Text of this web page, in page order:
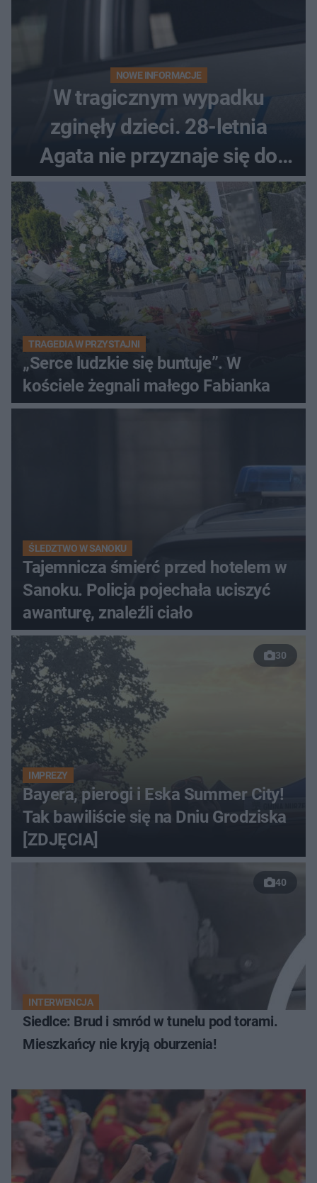
NOWE INFORMACJE
W tragicznym wypadku
zginęły dzieci. 28-letnia
Agata nie przyznaje się do
winy
TRAGEDIA W PRZYSTAJNI
„Serce ludzkie się buntuje”. W
kościele żegnali małego Fabianka
ŚLEDZTWO W SANOKU
Tajemnicza śmierć przed hotelem w
Sanoku. Policja pojechała uciszyć
awanturę, znaleźli ciało
30
IMPREZY
Bayera, pierogi i Eska Summer City!
Tak bawiliście się na Dniu Grodziska
[ZDJĘCIA]
40
INTERWENCJA
Siedlce: Brud i smród w tunelu pod torami.
Mieszkańcy nie kryją oburzenia!